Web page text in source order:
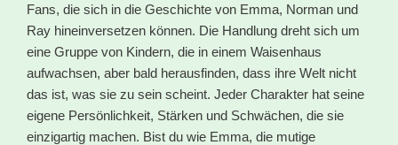
Fans, die sich in die Geschichte von Emma, Norman und
Ray hineinversetzen können. Die Handlung dreht sich um
eine Gruppe von Kindern, die in einem Waisenhaus
aufwachsen, aber bald herausfinden, dass ihre Welt nicht
das ist, was sie zu sein scheint. Jeder Charakter hat seine
eigene Persönlichkeit, Stärken und Schwächen, die sie
einzigartig machen. Bist du wie Emma, die mutige